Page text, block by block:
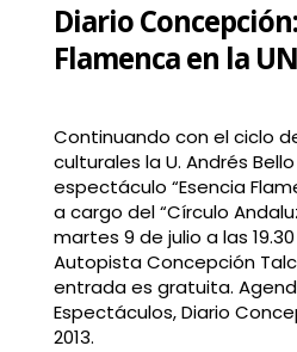
Diario
Flamenca en la
Continuando con el ciclo
culturales la U. Andrés
espectáculo “Esencia
a cargo del “Círculo
martes 9 de julio a las
Autopista Concepción
entrada es gratuita.
Espectáculos, Diario
2013.